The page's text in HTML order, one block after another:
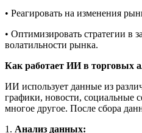
• Реагировать на изменения
• Оптимизировать стратегии в
волатильности рынка.
Как работает ИИ в торговых
ИИ использует данные из
графики, новости, социальные
многое другое. После сбора
1. Анализ данных: